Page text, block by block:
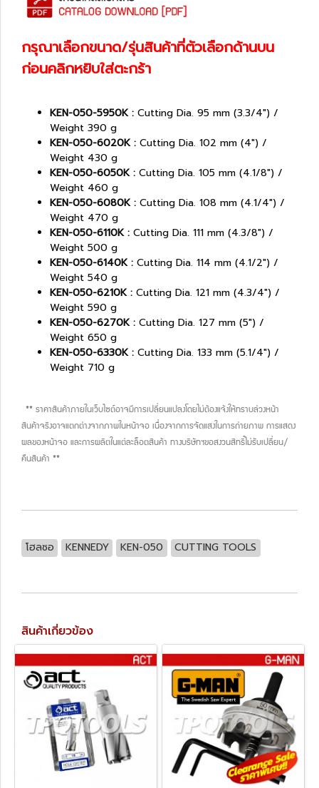
กรุณาเลือกขนาด/รุ่นสินค้าที่ตัวเลือกด้านบน
ก่อนคลิกหยิบใส่ตะกร้า
KEN-050-5950K : Cutting Dia. 95 mm (3.3/4") /
Weight 390 g
KEN-050-6020K : Cutting Dia. 102 mm (4") /
Weight 430 g
KEN-050-6050K : Cutting Dia. 105 mm (4.1/8") /
Weight 460 g
KEN-050-6080K : Cutting Dia. 108 mm (4.1/4") /
Weight 470 g
KEN-050-6110K : Cutting Dia. 111 mm (4.3/8") /
Weight 500 g
KEN-050-6140K : Cutting Dia. 114 mm (4.1/2") /
Weight 540 g
KEN-050-6210K : Cutting Dia. 121 mm (4.3/4") /
Weight 590 g
KEN-050-6270K : Cutting Dia. 127 mm (5") /
Weight 650 g
KEN-050-6330K : Cutting Dia. 133 mm (5.1/4") /
Weight 710 g
** ราคาสินค้าภายในเว็บไซต์อาจมีการเปลี่ยนแปลงโดยไม่ต้องแจ้งให้ทราบล่วงหน้า
สินค้าจริงอาจแตกต่างจากภาพในหน้าจอ เนื่องจากการจัดแสงในการถ่ายภาพ การแสดง
ผลของหน้าจอ และการผลิตในแต่ละล็อตสินค้า ทางบริษัทฯขอสงวนสิทธิ์ไม่รับเปลี่ยน/
คืนสินค้า **
โฮลซอ KENNEDY KEN-050 CUTTING TOOLS
สินค้าเกี่ยวข้อง